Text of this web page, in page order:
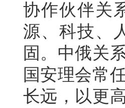
协作伙伴关
源、科技、
固。中俄关
国安理会常
长远，以更